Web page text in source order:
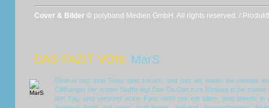
Cover & Bilder © polyband Medien GmbH. All rights reserved. /
DAS FAZIT VON: MarS
Okarun und sein Team sind zurück, und das als wären sie niemals
Cliffhanger der ersten Staffel legtDan Da Danzum Einstieg in die zweite
den Tag, und versorgt seine Fans nicht nur mit allem, was bereits in